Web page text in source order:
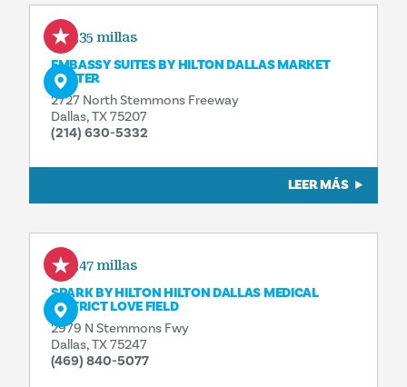
0,35 millas
EMBASSY SUITES BY HILTON DALLAS MARKET
CENTER
2727 North Stemmons Freeway
Dallas, TX 75207
(214) 630-5332
LEER MÁS
0,47 millas
SPARK BY HILTON HILTON DALLAS MEDICAL
DISTRICT LOVE FIELD
2979 N Stemmons Fwy
Dallas, TX 75247
(469) 840-5077